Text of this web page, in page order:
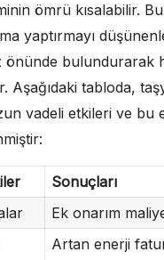
ömrü kısalabilir.
yaptırmayı
önünde bulundurarak
Aşağıdaki tabloda,
vadeli etkileri ve bu
Sonuçları
Ek onarım
Artan enerji